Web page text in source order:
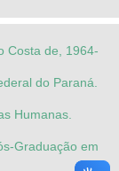
Costa de, 1964-
do Paraná.
Humanas.
Graduação em